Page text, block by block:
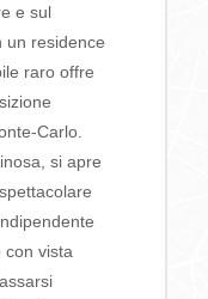
e sul
un residence
raro offre
Carlo.
si apre
con vista